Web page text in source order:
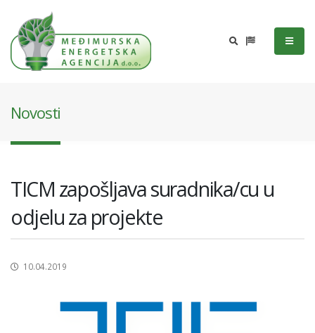
Novosti
TICM zapošljava suradnika/cu u
odjelu za projekte
10.04.2019